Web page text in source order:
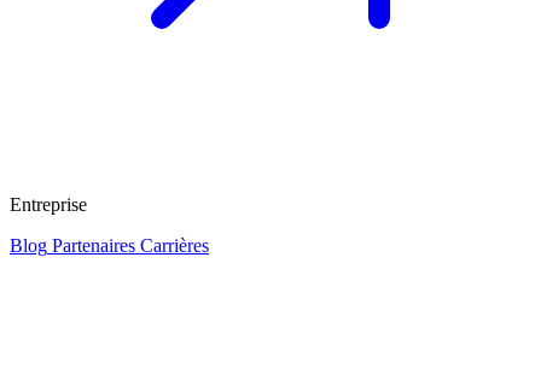
Entreprise
Blog Partenaires Carrières